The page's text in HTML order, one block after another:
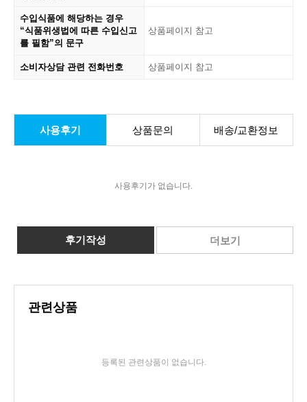
수입식품에 해당하는 경우
“식품위생법에 따른 수입신고
를 필함”의 문구
상품페이지 참고
소비자상담 관련 전화번호 상품페이지 참고
사용후기 상품문의 배송/교환정보
사용후기가 없습니다.
후기작성 더보기
관련상품
등록된 관련상품이 없습니다.